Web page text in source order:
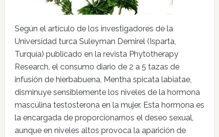
Según el artículo de los investigadores de la
Universidad turca Suleyman Demirel (Isparta,
Turquía) publicado en la revista Phytotherapy
Research, el consumo diario de 2 a 5 tazas de
infusión de hierbabuena, Mentha spicata labiatae,
disminuye sensiblemente los niveles de la hormona
masculina testosterona en la mujer. Esta hormona es
la encargada de proporcionarnos el deseo sexual,
aunque en niveles altos provoca la aparición de